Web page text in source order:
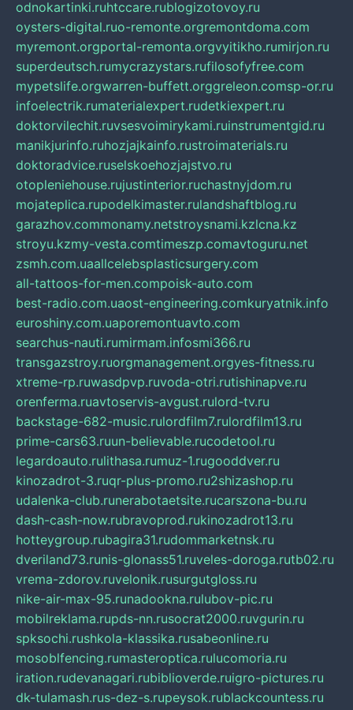
odnokartinki.ruhtccare.rublogizotovoy.ru
oysters-digital.ruo-remonte.orgremontdoma.com
myremont.orgportal-remonta.orgvyitikho.rumirjon.ru
superdeutsch.rumycrazystars.rufilosofyfree.com
mypetslife.orgwarren-buffett.orggreleon.comsp-or.ru
infoelectrik.rumaterialexpert.rudetkiexpert.ru
doktorvilechit.ruvsesvoimirykami.ruinstrumentgid.ru
manikjurinfo.ruhozjajkainfo.rustroimaterials.ru
doktoradvice.ruselskoehozjajstvo.ru
otopleniehouse.rujustinterior.ruchastnyjdom.ru
mojateplica.rupodelkimaster.rulandshaftblog.ru
garazhov.commonamy.netstroysnami.kzlcna.kz
stroyu.kzmy-vesta.comtimeszp.comavtoguru.net
zsmh.com.uaallcelebsplasticsurgery.com
all-tattoos-for-men.compoisk-auto.com
best-radio.com.uaost-engineering.comkuryatnik.info
euroshiny.com.uaporemontuavto.com
searchus-nauti.rumirmam.infosmi366.ru
transgazstroy.ruorgmanagement.orgyes-fitness.ru
xtreme-rp.ruwasdpvp.ruvoda-otri.rutishinapve.ru
orenferma.ruavtoservis-avgust.rulord-tv.ru
backstage-682-music.rulordfilm7.rulordfilm13.ru
prime-cars63.ruun-believable.rucodetool.ru
legardoauto.rulithasa.rumuz-1.rugooddver.ru
kinozadrot-3.ruqr-plus-promo.ru2shizashop.ru
udalenka-club.runerabotaetsite.rucarszona-bu.ru
dash-cash-now.rubravoprod.rukinozadrot13.ru
hotteygroup.rubagira31.rudommarketnsk.ru
dveriland73.runis-glonass51.ruveles-doroga.rutb02.ru
vrema-zdorov.ruvelonik.rusurgutgloss.ru
nike-air-max-95.runadookna.rulubov-pic.ru
mobilreklama.rupds-nn.rusocrat2000.ruvgurin.ru
spksochi.rushkola-klassika.rusabeonline.ru
mosoblfencing.rumasteroptica.rulucomoria.ru
iration.rudevanagari.rubiblioverde.ruigro-pictures.ru
dk-tulamash.rus-dez-s.rupeysok.rublackcountess.ru